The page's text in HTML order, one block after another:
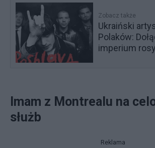
Zobacz także
Ukraiński
Polaków:
imperium
Imam z Montrealu na
służb
Reklama